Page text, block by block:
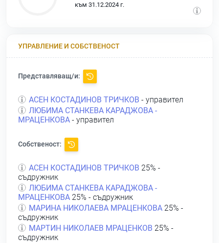
към 31.12.2024 г.
УПРАВЛЕНИЕ И СОБСТВЕНОСТ
Представляващ/и:
АСЕН КОСТАДИНОВ ТРИЧКОВ - управител
ЛЮБИМА СТАНКЕВА КАРАДЖОВА -
МРАЦЕНКОВА - управител
Собственост:
АСЕН КОСТАДИНОВ ТРИЧКОВ 25% -
съдружник
ЛЮБИМА СТАНКЕВА КАРАДЖОВА -
МРАЦЕНКОВА 25% - съдружник
МАРИНА НИКОЛАЕВА МРАЦЕНКОВА 25% -
съдружник
МАРТИН НИКОЛАЕВ МРАЦЕНКОВ 25% -
съдружник